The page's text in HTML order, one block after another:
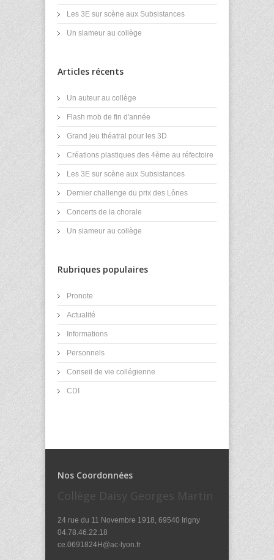
Les 3E sur scène aux Subsistances
Un slameur au collège
Articles récents
Un auteur au collège
Flash mob de fin d'année
Grand jeu théatral pour les 3D
Créations plastiques des 4ème au réfectoire
Les 3E sur scène aux Subsistances
Dernier challenge du prix des Lônes
Concerts de la chorale
Un slameur au collège
Rubriques populaires
Pronote
Actualité
Informations
Personnels
Conseil de vie collégienne
CDI
Nos Coordonnées
Collège Daisy Georges Martin
24 rue du 11 Novembre 1918, 69540 Irigny
04.78.46.22.18
ce.0691824H@ac-lyon.fr